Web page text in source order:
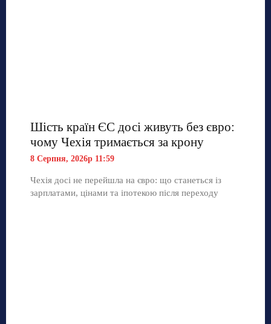
Шість країн ЄС досі живуть без євро:
чому Чехія тримається за крону
8 Серпня, 2026р 11:59
Чехія досі не перейшла на євро: що станеться із
зарплатами, цінами та іпотекою після переходу